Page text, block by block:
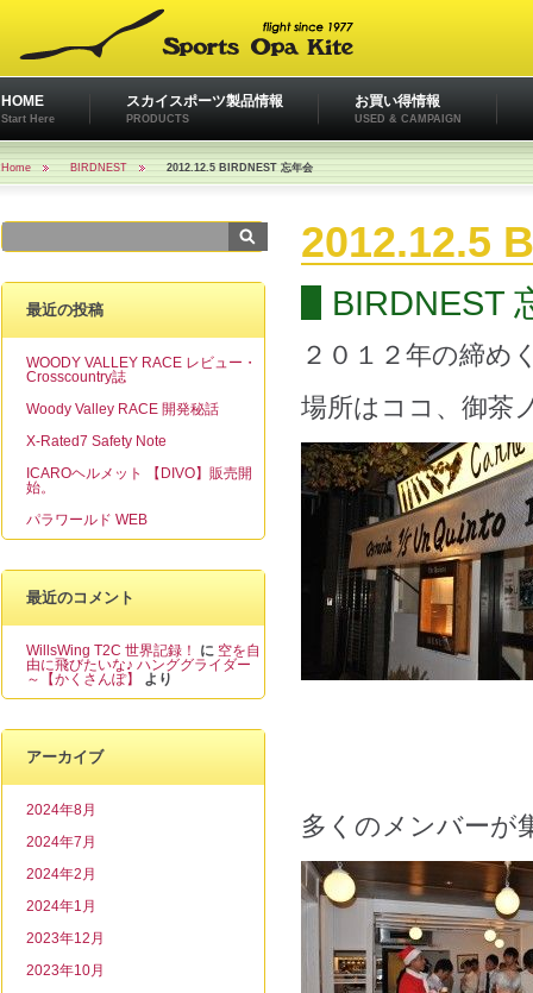
HOME
Start Here
スカイスポーツ製品情報
PRODUCTS
お買い得情報
USED & CAMPAIGN
Home BIRDNEST 2012.12.5 BIRDNEST 忘年会
最近の投稿
WOODY VALLEY RACE レビュー・
Crosscountry誌
Woody Valley RACE 開発秘話
X-Rated7 Safety Note
ICAROヘルメット 【DIVO】販売開
始。
パラワールド WEB
最近のコメント
WillsWing T2C 世界記録！ に 空を自
由に飛びたいな♪ ハンググライダー
～【かくさんぽ】
より
アーカイブ
2024年8月
2024年7月
2024年2月
2024年1月
2023年12月
2023年10月
2012.12.5
BIRDNEST
２０１２年の締め
場所はココ、御茶
多くのメンバーが